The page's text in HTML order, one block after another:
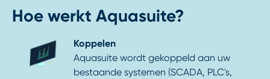
Hoe werkt Aquasuite?
Koppelen
Aquasuite wordt gekoppeld aan uw
bestaande systemen (SCADA, PLC's,